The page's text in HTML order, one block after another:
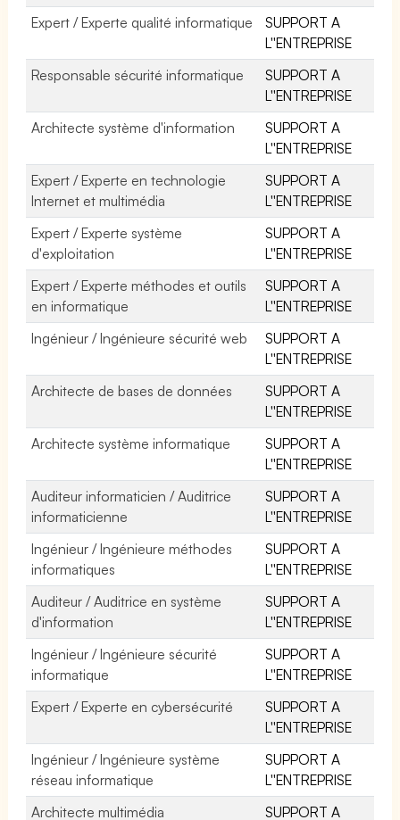
Expert / Experte qualité informatique
SUPPORT A
L''ENTREPRISE
Responsable sécurité informatique
SUPPORT A
L''ENTREPRISE
Architecte système d'information
SUPPORT A
L''ENTREPRISE
Expert / Experte en technologie
Internet et multimédia
SUPPORT A
L''ENTREPRISE
Expert / Experte système
d'exploitation
SUPPORT A
L''ENTREPRISE
Expert / Experte méthodes et outils
en informatique
SUPPORT A
L''ENTREPRISE
Ingénieur / Ingénieure sécurité web
SUPPORT A
L''ENTREPRISE
Architecte de bases de données
SUPPORT A
L''ENTREPRISE
Architecte système informatique
SUPPORT A
L''ENTREPRISE
Auditeur informaticien / Auditrice
informaticienne
SUPPORT A
L''ENTREPRISE
Ingénieur / Ingénieure méthodes
informatiques
SUPPORT A
L''ENTREPRISE
Auditeur / Auditrice en système
d'information
SUPPORT A
L''ENTREPRISE
Ingénieur / Ingénieure sécurité
informatique
SUPPORT A
L''ENTREPRISE
Expert / Experte en cybersécurité
SUPPORT A
L''ENTREPRISE
Ingénieur / Ingénieure système
réseau informatique
SUPPORT A
L''ENTREPRISE
Architecte multimédia
SUPPORT A